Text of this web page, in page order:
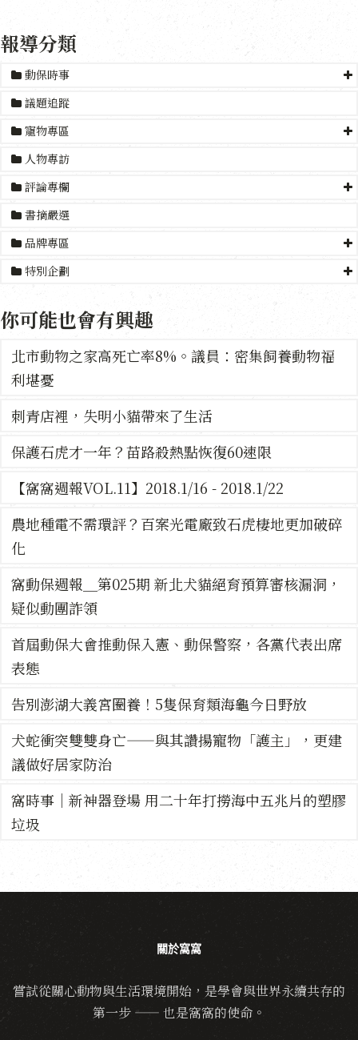
報導分類
動保時事
議題追蹤
寵物專區
人物專訪
評論專欄
書摘嚴選
品牌專區
特別企劃
你可能也會有興趣
北市動物之家高死亡率8%。議員：密集飼養動物福
利堪憂
刺青店裡，失明小貓帶來了生活
保護石虎才一年？苗路殺熱點恢復60速限
【窩窩週報VOL.11】2018.1/16 - 2018.1/22
農地種電不需環評？百案光電廠致石虎棲地更加破碎
化
窩動保週報＿第025期 新北犬貓絕育預算審核漏洞，
疑似動團詐領
首屆動保大會推動保入憲、動保警察，各黨代表出席
表態
告別澎湖大義宮圈養！5隻保育類海龜今日野放
犬蛇衝突雙雙身亡——與其讚揚寵物「護主」，更建
議做好居家防治
窩時事｜新神器登場 用二十年打撈海中五兆片的塑膠
垃圾
關於窩窩
嘗試從關心動物與生活環境開始，是學會與世界永續共存的
第一步 —— 也是窩窩的使命。